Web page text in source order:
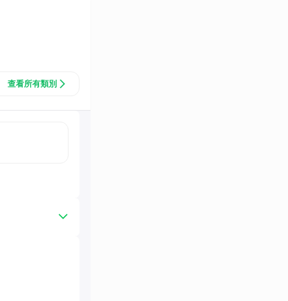
查看所有類別